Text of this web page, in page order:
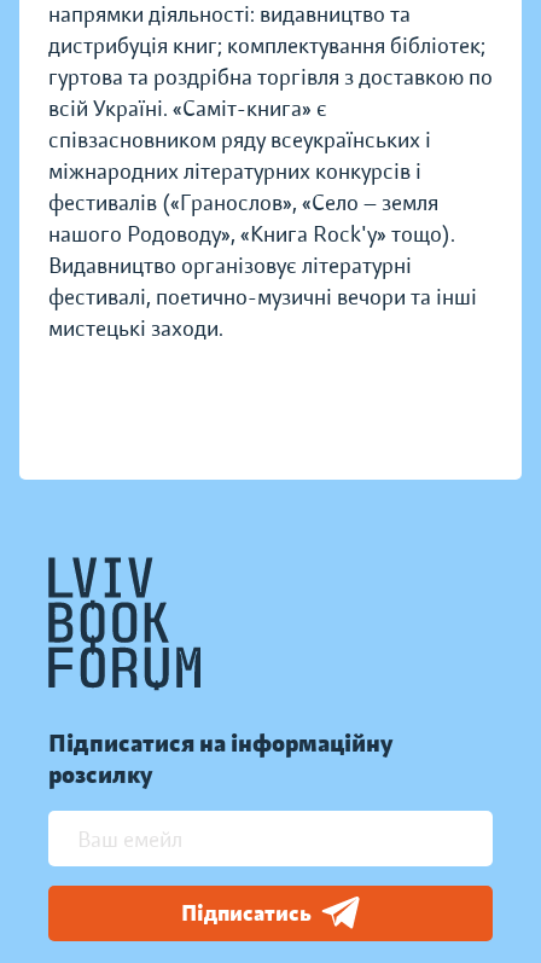
напрямки діяльності: видавництво та
дистрибуція книг; комплектування бібліотек;
гуртова та роздрібна торгівля з доставкою по
всій Україні. «Саміт-книга» є
співзасновником ряду всеукраїнських і
міжнародних літературних конкурсів і
фестивалів («Гранослов», «Село — земля
нашого Родоводу», «Книга Rock'у» тощо).
Видавництво організовує літературні
фестивалі, поетично-музичні вечори та інші
мистецькі заходи.
Підписатися на інформаційну
розсилку
Підписатись